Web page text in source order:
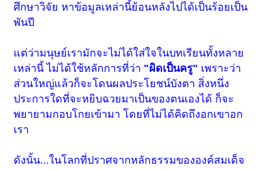
ศึกษาวิจัย หาข้อมูลเหล่านี้ย้อนหลังไปได้เป็นร้อยเป็น
พันปี
แต่ว่ามนุษย์เรามักจะไม่ได้ใส่ใจในบทเรียนทั้งหลาย
เหล่านี้ ไม่ได้ใช้หลักการที่ว่า "ผิดเป็นครู" เพราะว่า
ส่วนใหญ่แล้วก็จะโดนผลประโยชน์บังตา สิ่งหนึ่ง
ประการใดที่จะหยิบฉวยมาเป็นของตนเองได้ ก็จะ
พยายามกอบโกยเข้ามา โดยที่ไม่ได้คิดถึงอกเขาอก
เรา
ดังนั้น...ในโลกที่ปราศจากหลักธรรมขององค์สมเด็จ